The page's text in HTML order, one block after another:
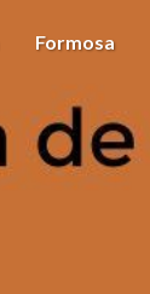
Formosa